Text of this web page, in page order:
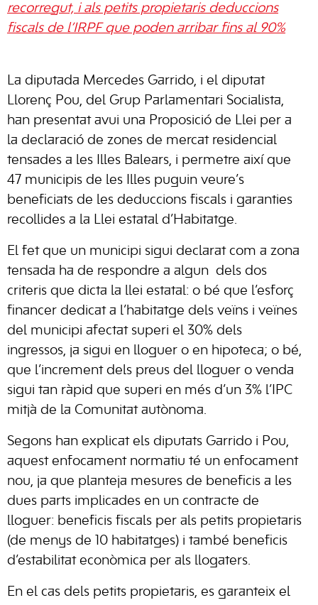
recorregut, i als petits propietaris deduccions
fiscals de l’IRPF que poden arribar fins al 90%
La diputada Mercedes Garrido, i el diputat
Llorenç Pou, del Grup Parlamentari Socialista,
han presentat avui una Proposició de Llei per a
la declaració de zones de mercat residencial
tensades a les Illes Balears, i permetre així que
47 municipis de les Illes puguin veure’s
beneficiats de les deduccions fiscals i garanties
recollides a la Llei estatal d’Habitatge.
El fet que un municipi sigui declarat com a zona
tensada ha de respondre a algun dels dos
criteris que dicta la llei estatal: o bé que l’esforç
financer dedicat a l’habitatge dels veïns i veïnes
del municipi afectat superi el 30% dels
ingressos, ja sigui en lloguer o en hipoteca; o bé,
que l’increment dels preus del lloguer o venda
sigui tan ràpid que superi en més d’un 3% l’IPC
mitjà de la Comunitat autònoma.
Segons han explicat els diputats Garrido i Pou,
aquest enfocament normatiu té un enfocament
nou, ja que planteja mesures de beneficis a les
dues parts implicades en un contracte de
lloguer: beneficis fiscals per als petits propietaris
(de menys de 10 habitatges) i també beneficis
d’estabilitat econòmica per als llogaters.
En el cas dels petits propietaris, es garanteix el